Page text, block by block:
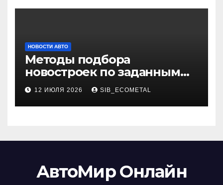
НОВОСТИ АВТО
Методы подбора
новостроек по заданным
критериям
12 ИЮЛЯ 2026 SIB_ECOMETAL
АвтоМир Онлайн